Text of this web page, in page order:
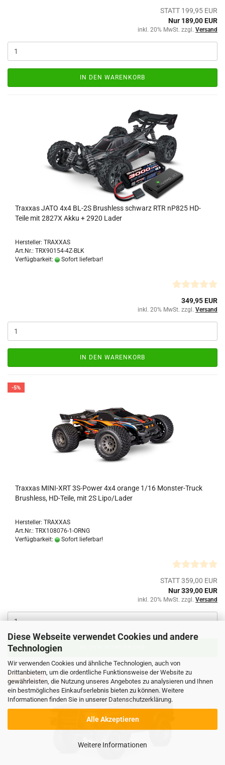
Diese Webseite verwendet Cookies und andere
Technologien
Wir verwenden Cookies und ähnliche Technologien, auch von
Drittanbietern, um die ordentliche Funktionsweise der Website zu
gewährleisten, die Nutzung unseres Angebotes zu analysieren und Ihnen
ein bestmögliches Einkaufserlebnis bieten zu können. Weitere
Informationen finden Sie in unserer Datenschutzerklärung.
Alle Akzeptieren
Weitere Informationen
STATT 199,95 EUR
Nur 189,00 EUR
inkl. 20% MwSt. zzgl. Versand
IN DEN WARENKORB
Traxxas JATO 4x4 BL-2S Brushless schwarz RTR nP825 HD-
Teile mit 2827X Akku + 2920 Lader
Hersteller: TRAXXAS
Art.Nr.: TRX90154-4Z-BLK
Verfügbarkeit:
Sofort lieferbar!
349,95 EUR
inkl. 20% MwSt. zzgl. Versand
IN DEN WARENKORB
-5%
Traxxas MINI-XRT 3S-Power 4x4 orange 1/16 Monster-Truck
Brushless, HD-Teile, mit 2S Lipo/Lader
Hersteller: TRAXXAS
Art.Nr.: TRX108076-1-ORNG
Verfügbarkeit:
Sofort lieferbar!
STATT 359,00 EUR
Nur 339,00 EUR
inkl. 20% MwSt. zzgl. Versand
TOP -5%